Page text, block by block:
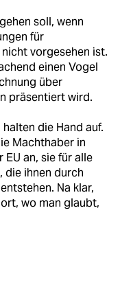
soll, wenn
für
vorgesehen ist.
einen Vogel
über
präsentiert wird.
die Hand auf.
Machthaber in
EU an, sie für alle
die ihnen durch
Na klar,
wo man glaubt,